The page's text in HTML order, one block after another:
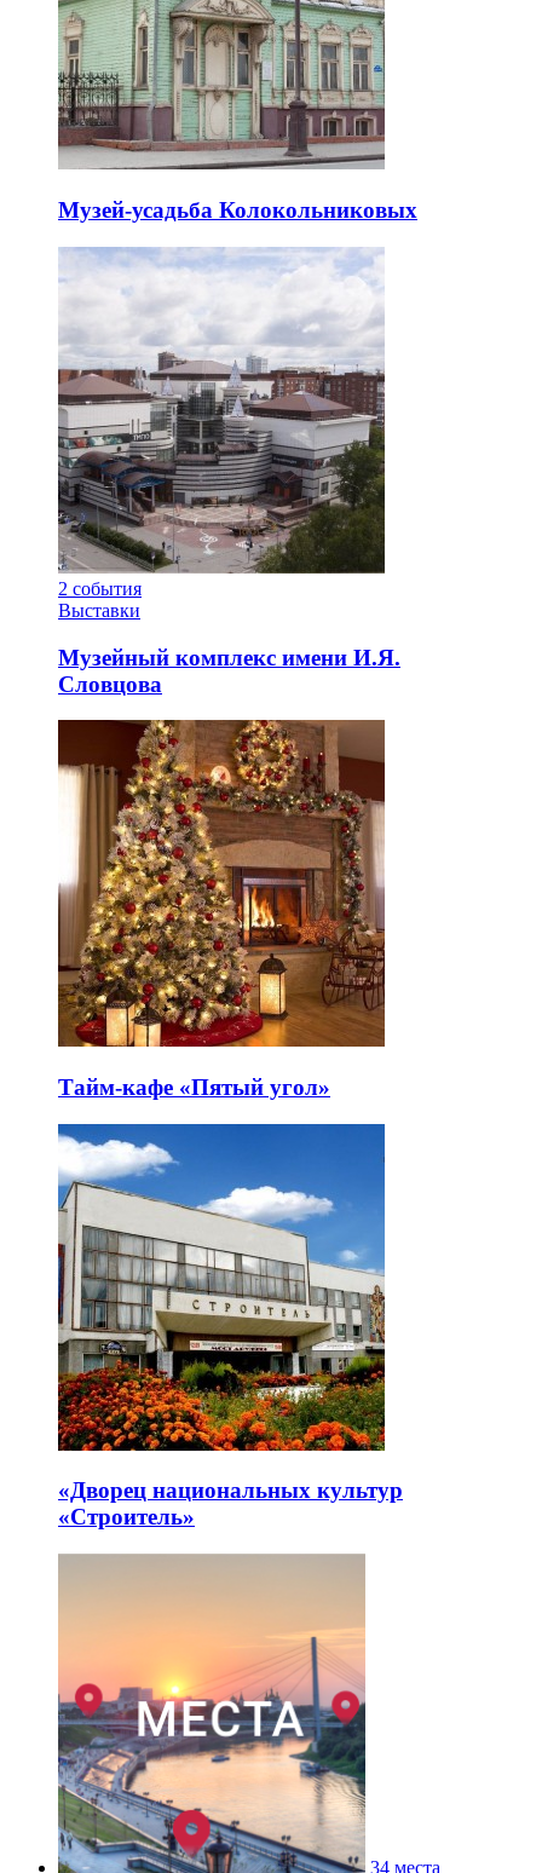
Музей-усадьба Колокольниковых
2 события
Выставки
Музейный комплекс имени И.Я.
Словцова
Тайм-кафе «Пятый угол»
«Дворец национальных культур
«Строитель»
34 места